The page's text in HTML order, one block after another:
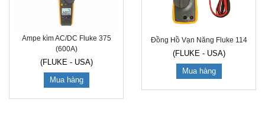
Ampe kìm AC/DC Fluke 375
(600A)
(FLUKE - USA)
Mua hàng
Đồng Hồ Vạn Năng Fluke 114
(FLUKE - USA)
Mua hàng